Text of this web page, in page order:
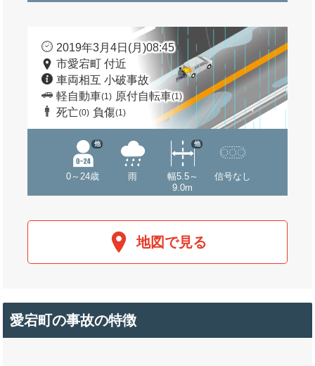
2019年3月4日(月)08:45
市愛宕町 付近
車両相互 小破事故
軽自動車(1) 原付自転車(1)
死亡(0) 負傷(1)
0～24歳
他
雨
幅5.5～
9.0m
他
信号なし
地図で見る
愛宕町の事故の特徴